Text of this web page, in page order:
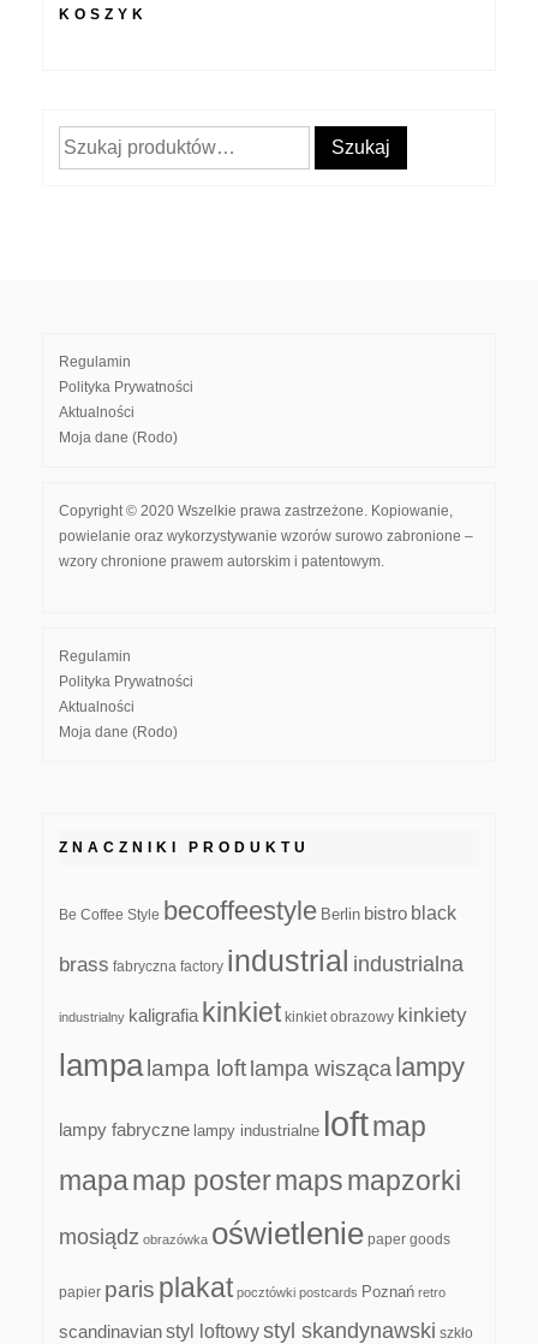
KOSZYK
Szukaj: Szukaj
Regulamin
Polityka Prywatności
Aktualności
Moja dane (Rodo)
Copyright © 2020 Wszelkie prawa zastrzeżone. Kopiowanie,
powielanie oraz wykorzystywanie wzorów surowo zabronione –
wzory chronione prawem autorskim i patentowym.
Regulamin
Polityka Prywatności
Aktualności
Moja dane (Rodo)
ZNACZNIKI PRODUKTU
Be Coffee Style becoffeestyle Berlin bistro black
brass fabryczna factory industrial industrialna
industrialny kaligrafia kinkiet kinkiet obrazowy kinkiety
lampa lampa loft lampa wisząca lampy
lampy fabryczne lampy industrialne loftmap
mapamap postermapsmapzorki
mosiądz obrazówka oświetlenie paper goods
papier paris plakat pocztówki postcards Poznań retro
scandinavianstyl loftowystyl skandynawski szkło